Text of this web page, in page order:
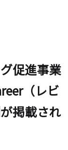
促進事業
（レビ
掲載され